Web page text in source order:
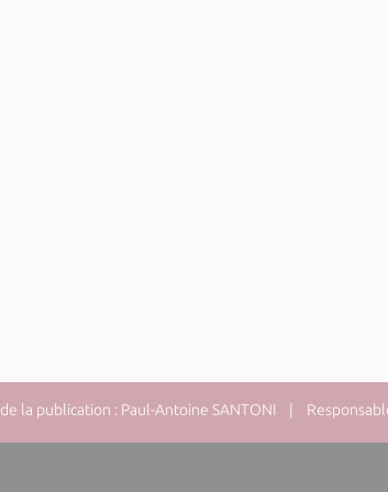
la publication : Paul-Antoine SANTONI |